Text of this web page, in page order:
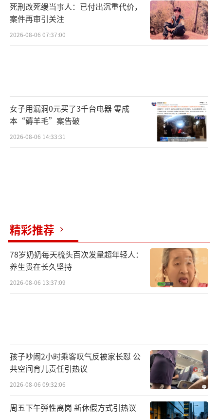
死刑改死缓当事人：已付出沉重代价，
案件再审引关注
2026-08-06 07:37:00
女子用漏洞0元买了3千台电器 零成
本“薅羊毛”案告破
2026-08-06 14:33:31
精彩推荐
78岁奶奶每天梳头百次发量超年轻人：
养生贵在长久坚持
2026-08-06 13:37:09
孩子吵闹2小时乘客叹气反被家长怼 公
共空间育儿责任引热议
2026-08-06 09:32:06
周五下午弹性离岗 新休假方式引热议